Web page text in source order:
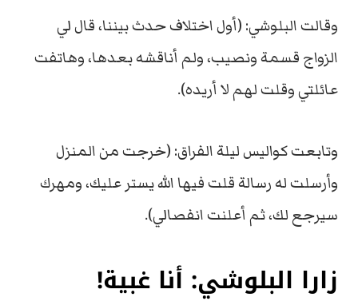
وقالت البلوشي: (أول اختلاف حدث بيننا، قال لي
الزواج قسمة ونصيب، ولم أناقشه بعدها، وهاتفت
عائلتي وقلت لهم لا أريده).
وتابعت كواليس ليلة الفراق: (خرجت من المنزل
وأرسلت له رسالة قلت فيها الله يستر عليك، ومهرك
سيرجع لك، ثم أعلنت انفصالي).
زارا البلوشي: أنا غبية!